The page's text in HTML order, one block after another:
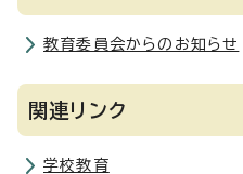
教育委員会からのお知らせ
関連リンク
学校教育